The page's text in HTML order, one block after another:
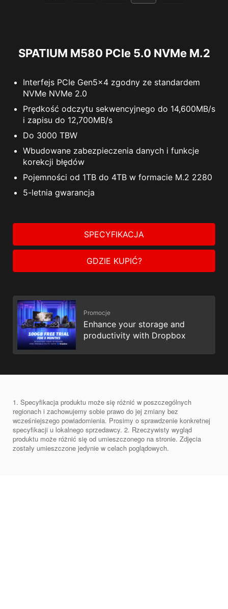
SPATIUM M580 PCIe 5.0 NVMe M.2
Interfejs PCIe Gen5x4 zgodny ze standardem
NVMe NVMe 2.0
Prędkość odczytu sekwencyjnego do 14,600MB/s
i zapisu do 12,700MB/s
Do 3000 TBW
Wbudowane zabezpieczenia danych i funkcje
korekcji błędów
Pojemności od 1TB do 4TB w formacie M.2 2280
5-letnia gwarancja
SPECYFIKACJA
GDZIE KUPIĆ?
Promocje
Enhance your storage and
productivity with Dropbox
1. Specyfikacja produktu może się różnić w poszczególnych
regionach i zachowujemy sobie prawo do jej zmiany bez
wcześniejszego powiadomienia. Prosimy o sprawdzenie konkretnej
specyfikacji u lokalnego sprzedawcy. 2. Rzeczywisty wygląd
produktu może różnić się od umieszczonego na stronie. Zdjęcia
zostały umieszczone jedynie w celach poglądowych.